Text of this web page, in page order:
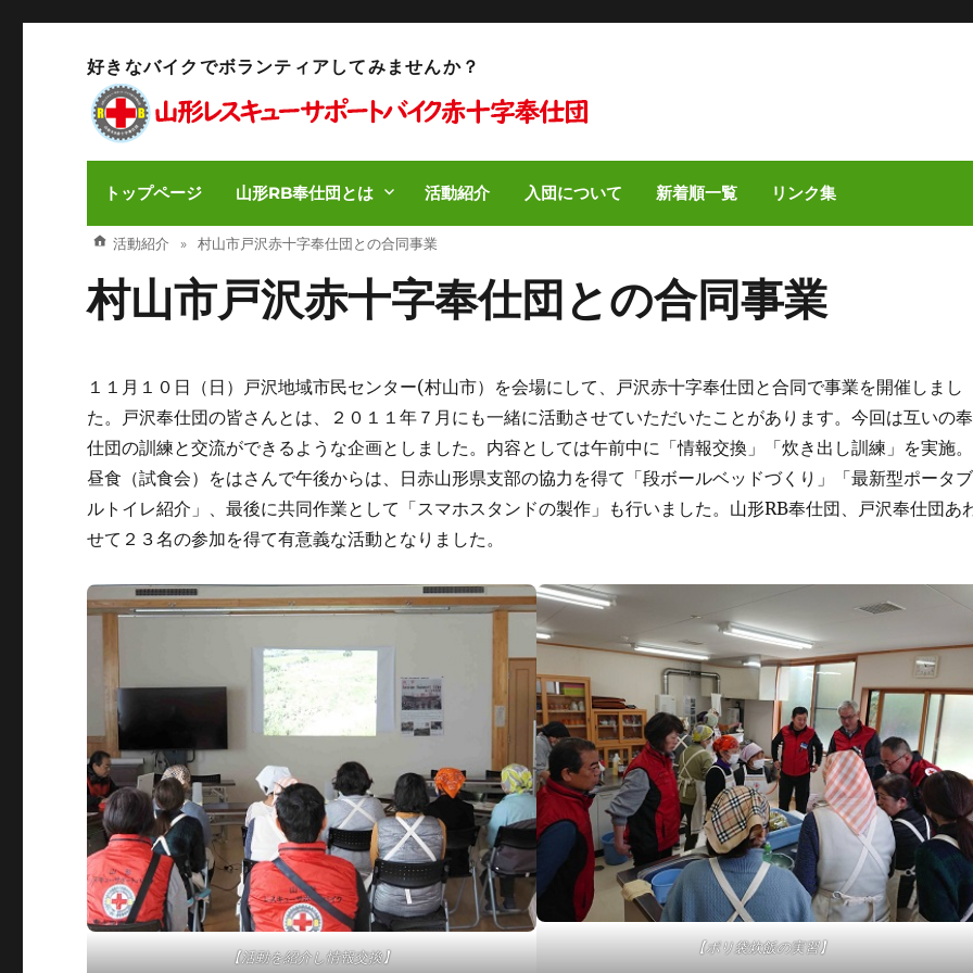
好きなバイクでボランティアしてみませんか？
トップページ 山形RB奉仕団とは 活動紹介 入団について 新着順一覧 リンク集
活動紹介 村山市戸沢赤十字奉仕団との合同事業
村山市戸沢赤十字奉仕団との合同事業
１１月１０日（日）戸沢地域市民センター(村山市）を会場にして、戸沢赤十字奉仕団と合同で事業を開催しまし
た。戸沢奉仕団の皆さんとは、２０１１年７月にも一緒に活動させていただいたことがあります。今回は互いの奉
仕団の訓練と交流ができるような企画としました。内容としては午前中に「情報交換」「炊き出し訓練」を実施。
昼食（試食会）をはさんで午後からは、日赤山形県支部の協力を得て「段ボールベッドづくり」「最新型ポータブ
ルトイレ紹介」、最後に共同作業として「スマホスタンドの製作」も行いました。山形RB奉仕団、戸沢奉仕団あ
せて２３名の参加を得て有意義な活動となりました。
【活動を紹介し情報交換】
【ポリ袋炊飯の実習】